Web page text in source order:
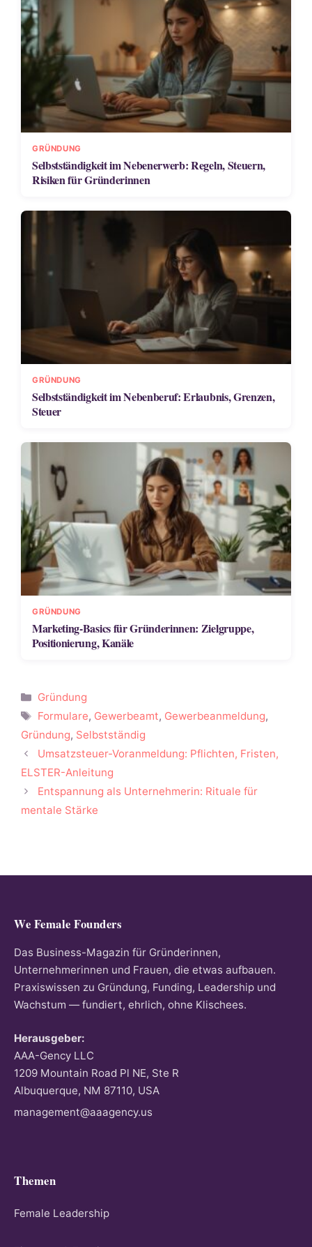
GRÜNDUNG
Selbstständigkeit im Nebenerwerb: Regeln, Steuern,
Risiken für Gründerinnen
GRÜNDUNG
Selbstständigkeit im Nebenberuf: Erlaubnis, Grenzen,
Steuer
GRÜNDUNG
Marketing-Basics für Gründerinnen: Zielgruppe,
Positionierung, Kanäle
Kategorien
Gründung
Schlagwörter
Formulare, Gewerbeamt, Gewerbeanmeldung,
Gründung, Selbstständig
Umsatzsteuer-Voranmeldung: Pflichten, Fristen,
ELSTER-Anleitung
Entspannung als Unternehmerin: Rituale für
mentale Stärke
We Female Founders
Das Business-Magazin für Gründerinnen,
Unternehmerinnen und Frauen, die etwas aufbauen.
Praxiswissen zu Gründung, Funding, Leadership und
Wachstum — fundiert, ehrlich, ohne Klischees.
Herausgeber:
AAA-Gency LLC
1209 Mountain Road Pl NE, Ste R
Albuquerque, NM 87110, USA
management@aaagency.us
Themen
Female Leadership